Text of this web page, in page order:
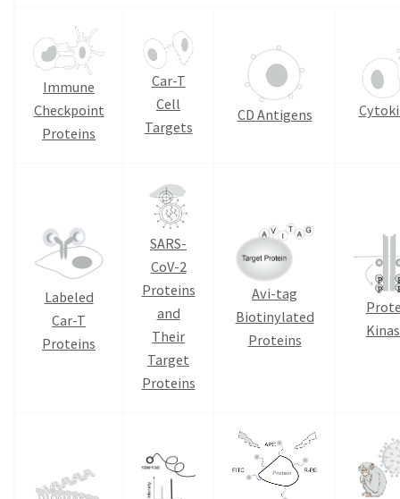
Immune
Checkpoint
Proteins
Car-T
Cell
Targets
CD Antigens
Labeled
Car-T
Proteins
SARS-
CoV-2
Proteins
and
Their
Target
Proteins
Avi-tag
Biotinylated
Proteins